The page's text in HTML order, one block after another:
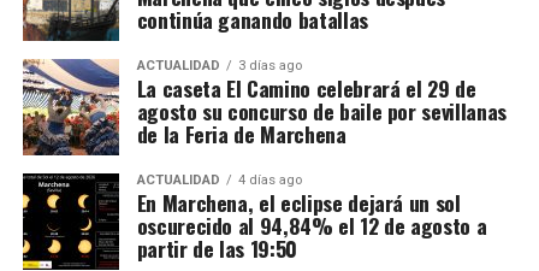
Mientras unos sectores eran demolidos por
considerarse obstáculos para el desarrollo urbano,
otros quedaban incorporados a las nuevas
construcciones.
fiscal aplicable a este tipo de mercancías. Las
bebidas eran introducidas mediante empresas que la
investigación denomina “introductoras” y circulaban
en determinadas fases bajo un régimen suspensivo
de IVA e impuestos especiales. Después se sucedían
transmisiones de la mercancía entre diferentes
sociedades instrumentales dentro de los depósitos
fiscales.
continúa ganando batallas
ACTUALIDAD 3 días ago
La caseta El Camino celebrará el 29 de
agosto su concurso de baile por sevillanas
de la Feria de Marchena
ACTUALIDAD 4 días ago
En Marchena, el eclipse dejará un sol
oscurecido al 94,84% el 12 de agosto a
partir de las 19:50